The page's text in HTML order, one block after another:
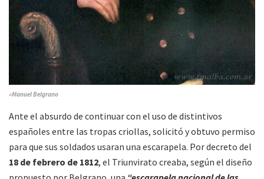
»Manuel Belgrano
Ante el absurdo de continuar con el uso de distintivos
españoles entre las tropas criollas, solicitó y obtuvo permiso
para que sus soldados usaran una escarapela. Por decreto del
18 de febrero de 1812, el Triunvirato creaba, según el diseño